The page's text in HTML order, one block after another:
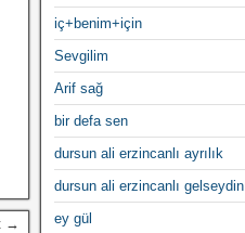
→
iç+benim+için
Sevgilim
Arif sağ
bir defa sen
dursun ali erzincanlı ayrılık
dursun ali erzincanlı gelseydin
ey gül